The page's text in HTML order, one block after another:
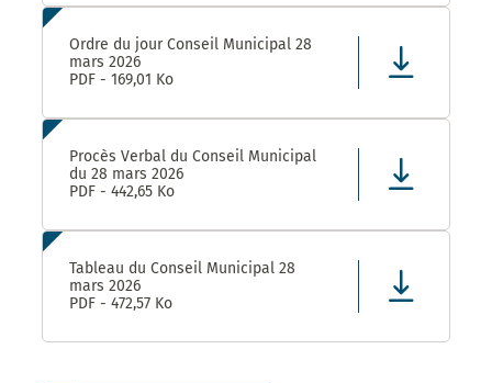
Ordre du jour Conseil Municipal 28
mars 2026
PDF - 169,01 Ko
Procès Verbal du Conseil Municipal
du 28 mars 2026
PDF - 442,65 Ko
Tableau du Conseil Municipal 28
mars 2026
PDF - 472,57 Ko